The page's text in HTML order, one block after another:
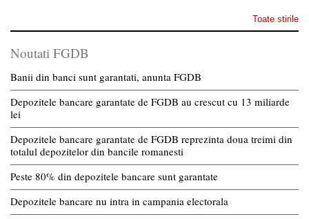
Toate stirile
Noutati FGDB
Banii din banci sunt garantati, anunta FGDB
Depozitele bancare garantate de FGDB au crescut cu 13 miliarde
lei
Depozitele bancare garantate de FGDB reprezinta doua treimi din
totalul depozitelor din bancile romanesti
Peste 80% din depozitele bancare sunt garantate
Depozitele bancare nu intra in campania electorala